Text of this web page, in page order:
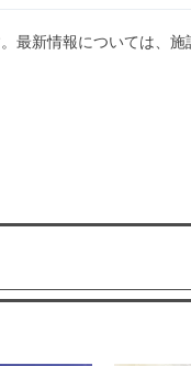
最新情報については、施